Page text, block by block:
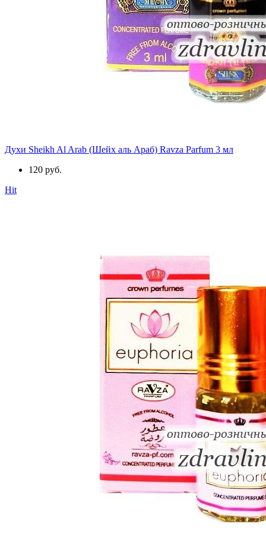
Духи Sheikh Al Arab (Шейх аль Араб) Ravza Parfum 3 мл
120 руб.
Hit